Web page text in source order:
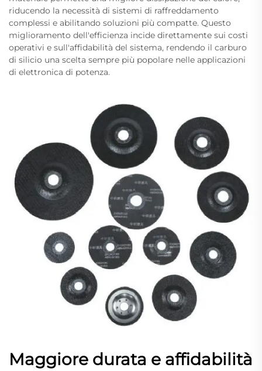
riducendo la necessità di sistemi di raffreddamento
complessi e abilitando soluzioni più compatte. Questo
miglioramento dell'efficienza incide direttamente sui costi
operativi e sull'affidabilità del sistema, rendendo il carburo
di silicio una scelta sempre più popolare nelle applicazioni
di elettronica di potenza.
Maggiore durata e affidabilità